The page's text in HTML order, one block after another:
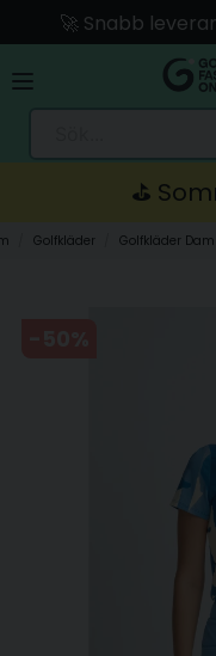
🚀 Snabb
🛍️ Betala med
🚚 Skickas
⛳️
Golfkläder Golfkläder Dam